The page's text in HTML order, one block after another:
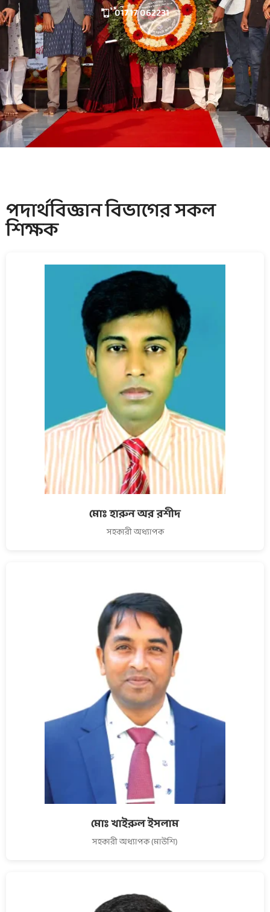
01717 062231
পদার্থবিজ্ঞান বিভাগের সকল
শিক্ষক
মোঃ হারুন অর রশীদ
সহকারী অধ্যাপক
মোঃ খাইরুল ইসলাম
সহকারী অধ্যাপক (মাউশি)